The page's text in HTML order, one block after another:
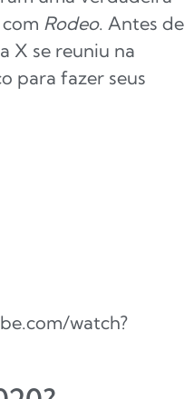
Rodeo. Antes de
X se reuniu na
para fazer seus
watch?